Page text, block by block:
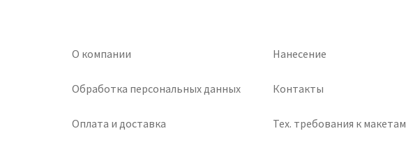
О компании Нанесение
Обработка персональных данных Контакты
Оплата и доставка Тех. требования к макетам